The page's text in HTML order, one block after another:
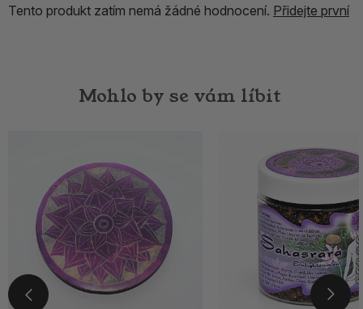
Tento produkt zatím nemá žádné hodnocení. Přidejte první
Mohlo by se vám líbit